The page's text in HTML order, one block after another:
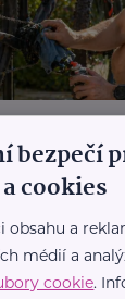
o.p.s.
kolo
bezpečí
cookies
obsahu a
médií a
cookie.